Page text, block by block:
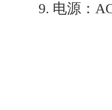
9. 电源：